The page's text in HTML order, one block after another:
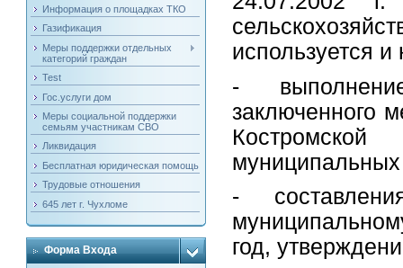
Информация о площадках ТКО
Газификация
Меры поддержки отдельных
категорий граждан
Test
Гос.услуги дом
Меры социальной поддержки
семьям участникам СВО
Ликвидация
Бесплатная юридическая помощь
Трудовые отношения
645 лет г. Чухломе
Форма Входа
используется
-
заключенного
муниципальных
-
год,